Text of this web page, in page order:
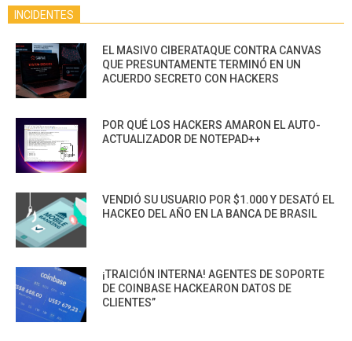
INCIDENTES
EL MASIVO CIBERATAQUE CONTRA CANVAS
QUE PRESUNTAMENTE TERMINÓ EN UN
ACUERDO SECRETO CON HACKERS
POR QUÉ LOS HACKERS AMARON EL AUTO-
ACTUALIZADOR DE NOTEPAD++
VENDIÓ SU USUARIO POR $1.000 Y DESATÓ EL
HACKEO DEL AÑO EN LA BANCA DE BRASIL
¡TRAICIÓN INTERNA! AGENTES DE SOPORTE
DE COINBASE HACKEARON DATOS DE
CLIENTES”